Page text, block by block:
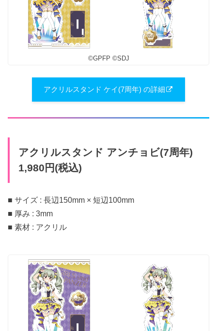
©︎GPFP ©︎SDJ
アクリルスタンド ケイ(7周年) の詳細
アクリルスタンド アンチョビ(7周年)
1,980円(税込)
■ サイズ : 長辺150mm × 短辺100mm
■ 厚み : 3mm
■ 素材 : アクリル